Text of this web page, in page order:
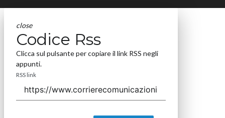
close
Codice Rss
Clicca sul pulsante per copiare il link RSS negli
appunti.
RSS link